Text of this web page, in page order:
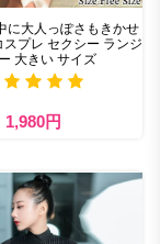
に大人っぽさもきかせ
プレ セクシー ランジ
大きい サイズ
1,980円